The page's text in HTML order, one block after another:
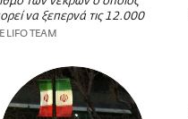
να ξεπερνά τις 12.000
LIFO TEAM